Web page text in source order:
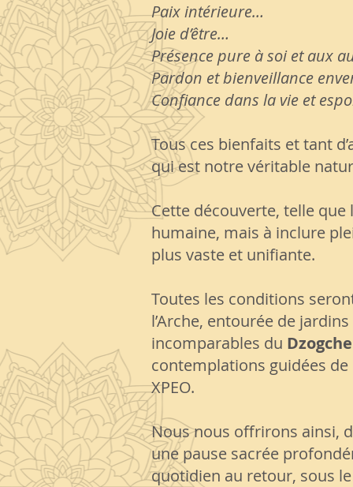
Paix intérieure…
Joie d’être…
Présence pure à soi et aux
Pardon et bienveillance
Confiance dans la vie et
Tous ces bienfaits et tant
qui est notre véritable
Cette découverte, telle que
humaine, mais à inclure
plus vaste et unifiante.
Toutes les conditions
l’Arche, entourée de
incomparables du
contemplations guidées de
XPEO.
Nous nous offrirons ainsi,
une pause sacrée
quotidien au retour, sous